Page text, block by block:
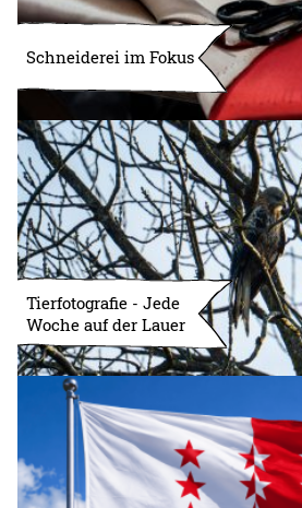
Schneiderei im Fokus
Tierfotografie - Jede
Woche auf der Lauer